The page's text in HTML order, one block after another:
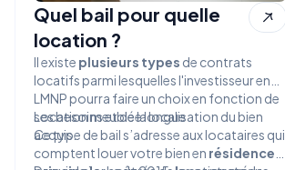
Quel bail pour quelle
location ?
Il existe plusieurs types de contrats
locatifs parmi lesquelles l'investisseur en
LMNP pourra faire un choix en fonction de
ses besoins et de la localisation du bien
acquis.
Location meublée longue
Ce type de bail s’adresse aux locataires qui
comptent louer votre bien en résidence